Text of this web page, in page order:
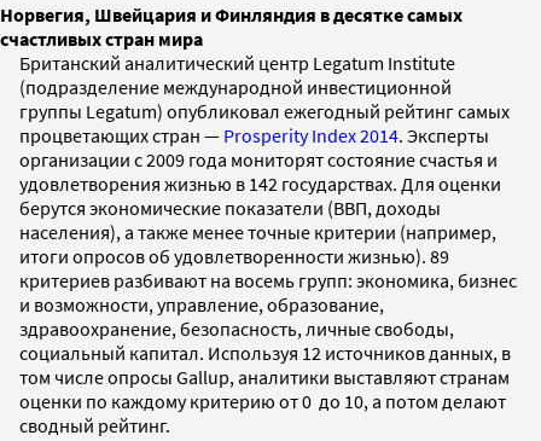
Норвегия, Швейцария и Финляндия в десятке самых
счастливых стран мира
Британский аналитический центр Legatum Institute
(подразделение международной инвестиционной
группы Legatum) опубликовал ежегодный рейтинг самых
процветающих стран — Prosperity Index 2014. Эксперты
организации с 2009 года мониторят состояние счастья и
удовлетворения жизнью в 142 государствах. Для оценки
берутся экономические показатели (ВВП, доходы
населения), а также менее точные критерии (например,
итоги опросов об удовлетворенности жизнью). 89
критериев разбивают на восемь групп: экономика, бизнес
и возможности, управление, образование,
здравоохранение, безопасность, личные свободы,
социальный капитал. Используя 12 источников данных, в
том числе опросы Gallup, аналитики выставляют странам
оценки по каждому критерию от 0 до 10, а потом делают
сводный рейтинг.